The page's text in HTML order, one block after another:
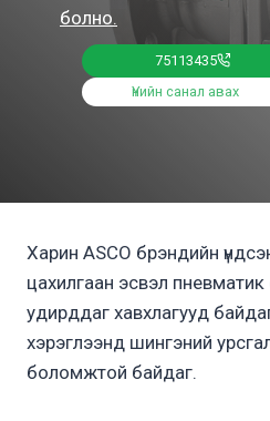
болно.
75113435
Үнийн санал авах
Харин ASCO брэндийн үндсэн
цахилгаан эсвэл
удирддаг хавхлагууд
хэрэглээнд шингэний
боломжтой байдаг.